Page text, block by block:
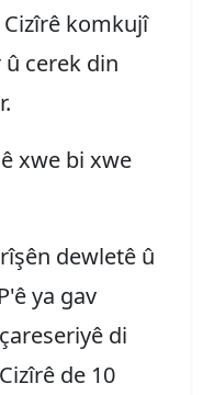
komkujî
cerek din
xwe bi xwe
dewletê û
ya gav
di
de 10